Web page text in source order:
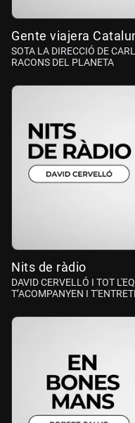
Gente viajera
SOTA LA DIRECCIÓ DE
RACONS DEL PLANETA
Nits de ràdio
DAVID CERVELLÓ I TOT
T’ACOMPANYEN I